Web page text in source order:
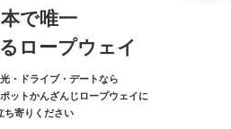
で唯一
ロープウェイ
・ドライブ・デートなら
ットかんざんじロープウェイに
ち寄りください